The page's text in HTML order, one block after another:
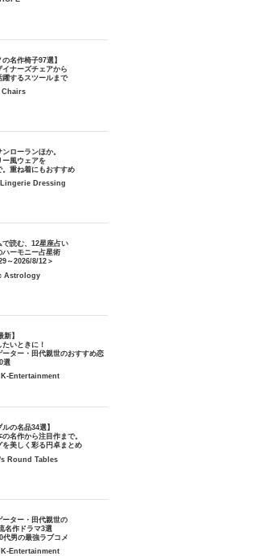
の名作椅子97選】
イナーズチェアから
躍するスツールまで
Chairs
ローランほか。
ー風ウェアを
。重ね着にもおすすめ
Dressing
で読む、12星座占い
ハーモニー占星術
～2026/8/12＞
Astrology
新】
たいときに！
ーター・田代親世のおすすめ恋
選
Entertainment
ルの名品34選】
名作から注目作まで。
を美しく彩る円卓まとめ
Round Tables
ーター・田代親世の
名作ドラマ3選
男の最強ラブコメ
Entertainment